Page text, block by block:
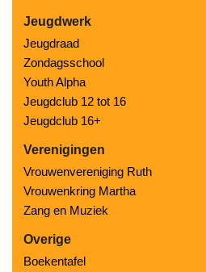
Jeugdwerk
Jeugdraad
Zondagsschool
Youth Alpha
Jeugdclub 12 tot 16
Jeugdclub 16+
Verenigingen
Vrouwenvereniging Ruth
Vrouwenkring Martha
Zang en Muziek
Overige
Boekentafel